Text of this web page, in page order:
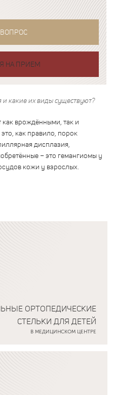
НА ПРИЕМ
и какие их виды существуют?
врождёнными, так и
как правило, порок
дисплазия,
– это гемангиомы у
кожи у взрослых.
ОРТОПЕДИЧЕСКИЕ
СТЕЛЬКИ ДЛЯ ДЕТЕЙ
В МЕДИЦИНСКОМ ЦЕНТРЕ